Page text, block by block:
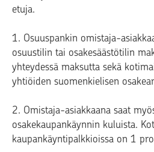
etuja.
1. Osuuspankin omistaja-
osuustilin tai osakesäästötilin
yhteydessä maksutta sekä
yhtiöiden suomenkielisen
2. Omistaja-asiakkaana saat
osakekaupankäynnin kuluista.
kaupankäyntipalkkioissa on 1